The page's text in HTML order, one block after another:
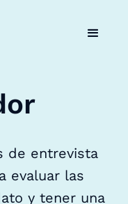
de entrevista
evaluar las
y tener una